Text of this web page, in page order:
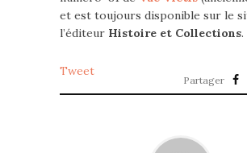
et est toujours disponible sur le
l’éditeur Histoire et Collections.
Tweet
Partager